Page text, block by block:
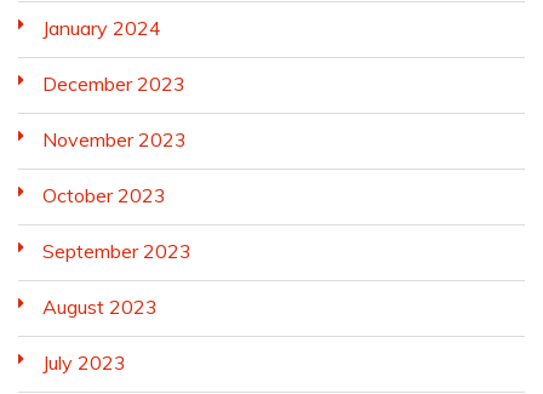
January 2024
December 2023
November 2023
October 2023
September 2023
August 2023
July 2023